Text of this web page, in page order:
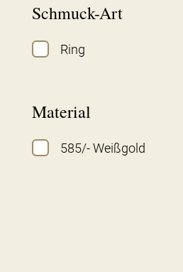
Schmuck-Art
Ring
Material
585/- Weißgold